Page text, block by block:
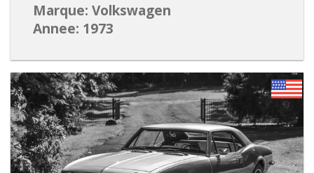
Marque: Volkswagen
Annee: 1973